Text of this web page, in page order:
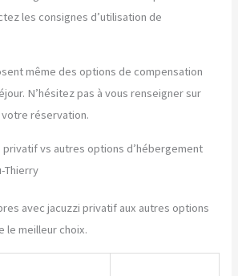
les consignes d’utilisation de
même des options de compensation
N’hésitez pas à vous renseigner sur
réservation.
privatif vs autres options d’hébergement
Thierry
avec jacuzzi privatif aux autres options
le meilleur choix.